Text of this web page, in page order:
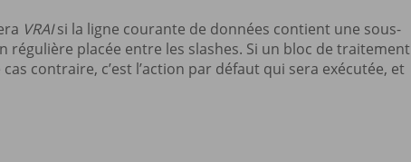
VRAIsi la ligne courante de données contient une sous-
régulière placée entre les slashes. Si un bloc de traitement
contraire, c’est l’action par défaut qui sera exécutée, et